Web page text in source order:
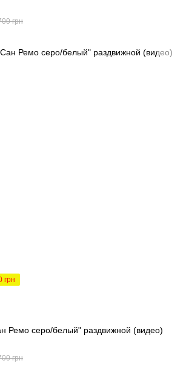
грн
грн
Ремо серо/белый" раздвижной (видео)
грн